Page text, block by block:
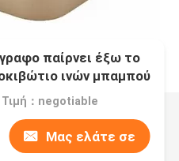
παίρνει έξω το
ινών μπαμπού
Τιμή：negotiable
Μας ελάτε σε